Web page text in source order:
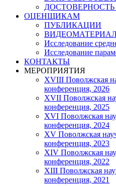
ОЦЕНЩИКАМ
ПУБЛИКАЦИИ
Исследование
Исследование
КОНТАКТЫ
МЕРОПРИЯТИЯ
XVIII Поволжская
конференция, 2026
XVII Поволжская
конференция, 2025
XVI Поволжская
конференция, 2024
ХV Поволжская
конференция, 2023
ХIV Поволжская
конференция, 2022
ХIII Поволжская
конференция, 2021